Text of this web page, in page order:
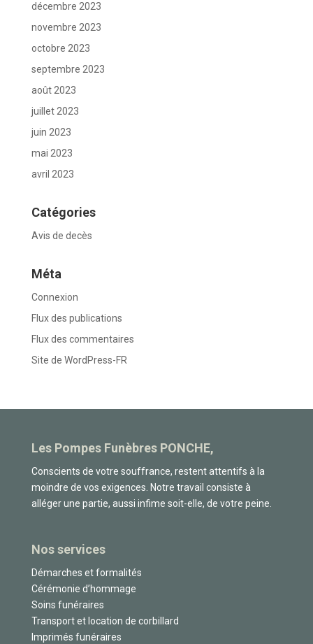
décembre 2023
novembre 2023
octobre 2023
septembre 2023
août 2023
juillet 2023
juin 2023
mai 2023
avril 2023
Catégories
Avis de decès
Méta
Connexion
Flux des publications
Flux des commentaires
Site de WordPress-FR
Les Pompes Funèbres PONCHE,
Conscients de votre souffrance, restent attentifs à la
moindre de vos exigences. Notre travail consiste à
alléger une partie, aussi infime soit-elle, de votre peine.
Nos services
Démarches et formalités
Cérémonie d’hommage
Soins funéraires
Transport et location de corbillard
Imprimés funéraires